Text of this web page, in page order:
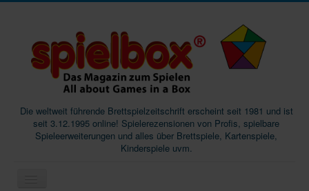
Die weltweit führende Brettspielzeitschrift erscheint seit 1981 und ist
seit 3.12.1995 online! Spielerezensionen von Profis, spielbare
Spieleerweiterungen und alles über Brettspiele, Kartenspiele,
Kinderspiele uvm.